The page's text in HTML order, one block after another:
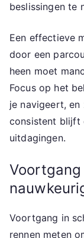
beslissingen te
Een effectieve
door een
heen moet
Focus op het
je navigeert,
consistent blijft
uitdagingen.
Voortgang in
rennen meten